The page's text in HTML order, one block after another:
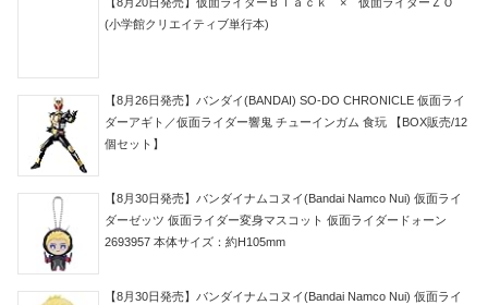
(小学館クリエイティブ単行本)
【8月26日発売】バンダイ(BANDAI) SO-DO CHRONICLE 仮面ライ
ダーアギト／仮面ライダー響鬼 チューインガム 食玩 【BOX販売/12
個セット】
【8月30日発売】バンダイナムコヌイ(Bandai Namco Nui) 仮面ライ
ダーゼッツ 仮面ライダー変身マスコット 仮面ライダードォーン
2693957 本体サイズ：約H105mm
【8月30日発売】バンダイナムコヌイ(Bandai Namco Nui) 仮面ライ